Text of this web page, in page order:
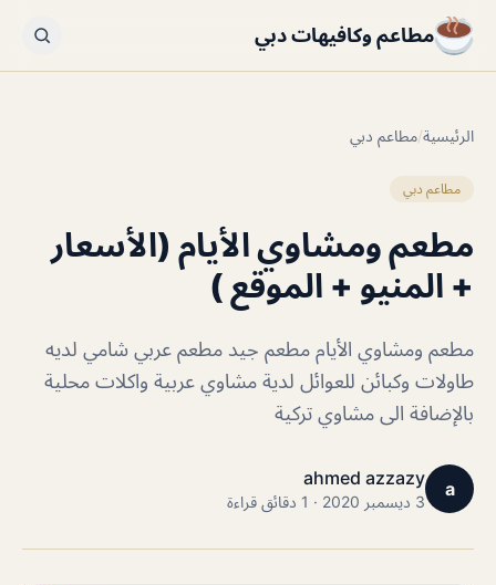
مطاعم وكافيهات دبي
الرئيسية/مطاعم دبي
مطاعم دبي
مطعم ومشاوي الأيام (الأسعار
+ المنيو + الموقع )
مطعم ومشاوي الأيام مطعم جيد مطعم عربي شامي لديه
طاولات وكبائن للعوائل لدية مشاوي عربية واكلات محلية
بالإضافة الى مشاوي تركية
a
ahmed azzazy
3 ديسمبر 2020 · 1 دقائق قراءة